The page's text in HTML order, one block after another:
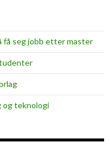
få seg jobb etter master
og teknologi